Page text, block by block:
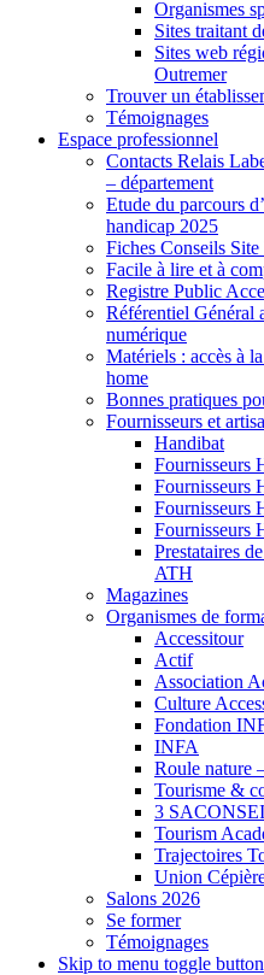
Organismes
Sites traitant
Sites web
Outremer
Trouver un
Témoignages
Espace professionnel
Contacts Relais
– département
Etude du parcours
handicap 2025
Fiches Conseils
Facile à lire et à
Registre Public
Référentiel Général
numérique
Matériels : accès à
home
Bonnes pratiques
Fournisseurs et
Handibat
Fournisseurs
Fournisseurs
Fournisseurs
Fournisseurs
Prestataires
ATH
Magazines
Organismes de
Accessitour
Actif
Association
Culture
Fondation
INFA
Roule nature
Tourisme &
3
Tourism
Trajectoires
Union
Salons 2026
Se former
Témoignages
Skip to menu toggle button